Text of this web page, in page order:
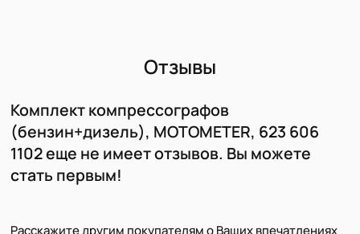
Отзывы
Комплект компрессографов
(бензин+дизель), MOTOMETER, 623 606
1102 еще не имеет отзывов. Вы можете
стать первым!
Расскажите другим покупателям о Ваших впечатлениях